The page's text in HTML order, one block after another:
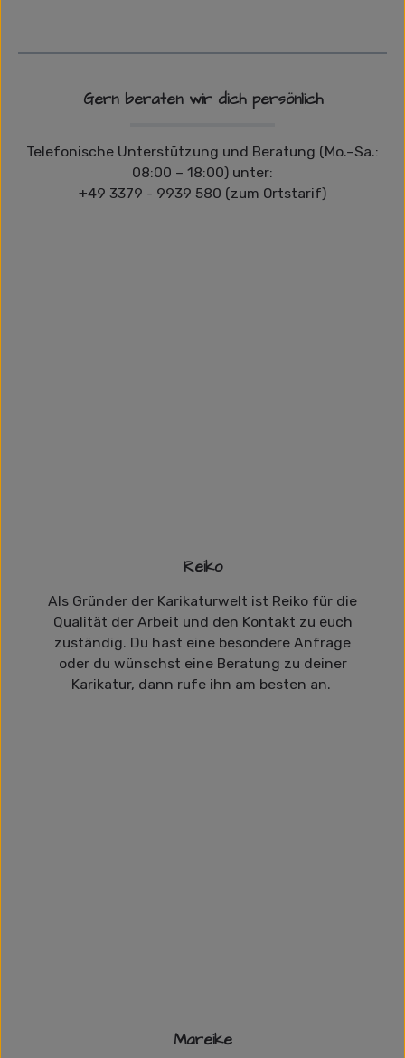
Gern beraten wir dich persönlich
Telefonische Unterstützung und Beratung (Mo.–Sa.:
08:00 – 18:00) unter:
+49 3379 - 9939 580 (zum Ortstarif)
Reiko
Als Gründer der Karikaturwelt ist Reiko für die
Qualität der Arbeit und den Kontakt zu euch
zuständig. Du hast eine besondere Anfrage
oder du wünschst eine Beratung zu deiner
Karikatur, dann rufe ihn am besten an.
Mareike